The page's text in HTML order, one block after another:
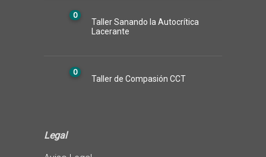
0
Taller Sanando la Autocrítica
Lacerante
0
Taller de Compasión CCT
Legal